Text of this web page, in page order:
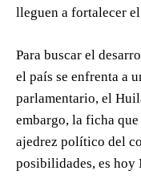
lleguen a fortalecer
Para buscar el
el país se enfrenta a
parlamentario, el
embargo, la ficha
ajedrez político del
posibilidades, es